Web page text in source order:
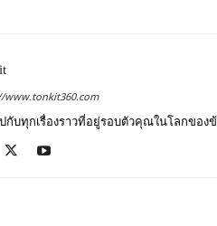
www.tonkit360.com
กับทุกเรื่องราวที่อยู่รอบตัวคุณในโลกขอ